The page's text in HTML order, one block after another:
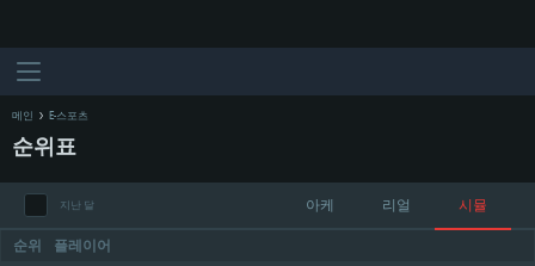
메인 E-스포츠
순위표
지난 달 아케 리얼 시뮬
순위 플레이어